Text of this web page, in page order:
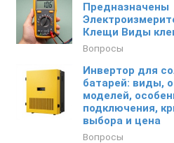
Предназначены
Клещи Виды
Вопросы
Инвертор для
батарей: виды,
моделей,
подключения,
выбора и цена
Вопросы